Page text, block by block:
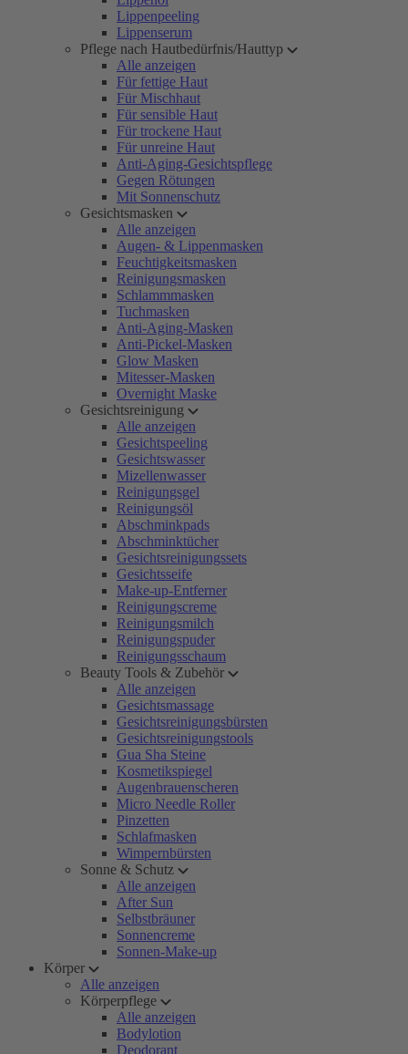
Lippenpeeling
Lippenserum
Pflege nach Hautbedürfnis/Hauttyp
Alle anzeigen
Für fettige Haut
Für Mischhaut
Für sensible Haut
Für trockene Haut
Für unreine Haut
Anti-Aging-Gesichtspflege
Gegen Rötungen
Mit Sonnenschutz
Gesichtsmasken
Alle anzeigen
Augen- & Lippenmasken
Feuchtigkeitsmasken
Reinigungsmasken
Schlammmasken
Tuchmasken
Anti-Aging-Masken
Anti-Pickel-Masken
Glow Masken
Mitesser-Masken
Overnight Maske
Gesichtsreinigung
Alle anzeigen
Gesichtspeeling
Gesichtswasser
Mizellenwasser
Reinigungsgel
Reinigungsöl
Abschminkpads
Abschminktücher
Gesichtsreinigungssets
Gesichtsseife
Make-up-Entferner
Reinigungscreme
Reinigungsmilch
Reinigungspuder
Reinigungsschaum
Beauty Tools & Zubehör
Alle anzeigen
Gesichtsmassage
Gesichtsreinigungsbürsten
Gesichtsreinigungstools
Gua Sha Steine
Kosmetikspiegel
Augenbrauenscheren
Micro Needle Roller
Pinzetten
Schlafmasken
Wimpernbürsten
Sonne & Schutz
Alle anzeigen
After Sun
Selbstbräuner
Sonnencreme
Sonnen-Make-up
Körper
Alle anzeigen
Körperpflege
Alle anzeigen
Bodylotion
Deodorant